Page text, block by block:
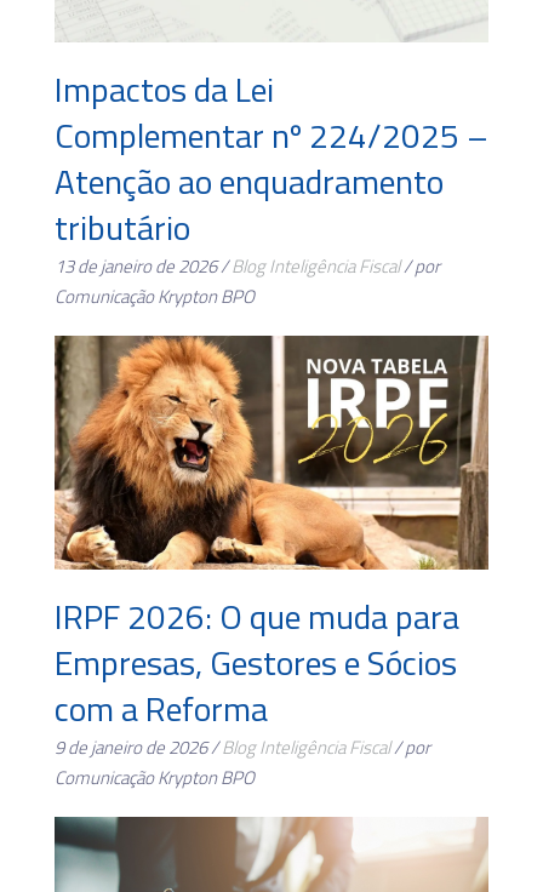
Impactos da Lei
Complementar nº 224/2025 –
Atenção ao enquadramento
tributário
13 de janeiro de 2026 /BlogInteligência Fiscal/ por
Comunicação Krypton BPO
IRPF 2026: O que muda para
Empresas, Gestores e Sócios
com a Reforma
9 de janeiro de 2026 /BlogInteligência Fiscal/ por
Comunicação Krypton BPO